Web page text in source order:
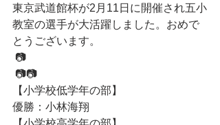
東京武道館杯が2月11日に開催され五小
教室の選手が大活躍しました。おめで
とうございます。
📷
📷📷
【小学校低学年の部】
優勝：小林海翔